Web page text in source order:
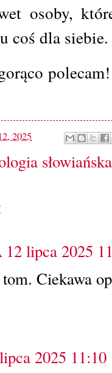
osoby,
coś dla siebie.
2025
słowiańska
12 lipca 2025
Ciekawa
2025 11:10